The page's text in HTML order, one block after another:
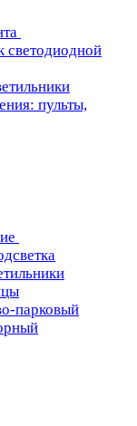
пульты,
парковый